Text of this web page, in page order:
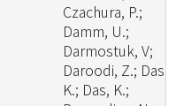
Czachura, P.;
Damm, U.;
Darmostuk, V;
Daroodi, Z.; Das,
K.; Das, K.;